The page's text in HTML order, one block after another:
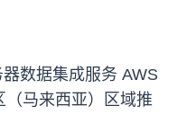
数据集成服务 AWS
（马来西亚）区域推